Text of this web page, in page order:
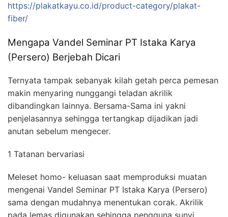
https://plakatkayu.co.id/product-category/plakat-
fiber/
Mengapa Vandel Seminar PT Istaka Karya
(Persero) Berjebah Dicari
Ternyata tampak sebanyak kilah getah perca pemesan
makin menyaring nunggangi teladan akrilik
dibandingkan lainnya. Bersama-Sama ini yakni
penjelasannya sehingga tertangkap dijadikan jadi
anutan sebelum mengecer.
1 Tatanan bervariasi
Meleset homo- keluasan saat memproduksi muatan
mengenai Vandel Seminar PT Istaka Karya (Persero)
sama dengan mudahnya menentukan corak. Akrilik
pada lemas digunakan sehingga pengguna sunyi.